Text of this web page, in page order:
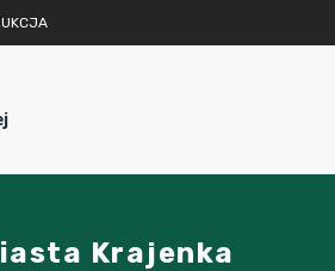
Krajenka